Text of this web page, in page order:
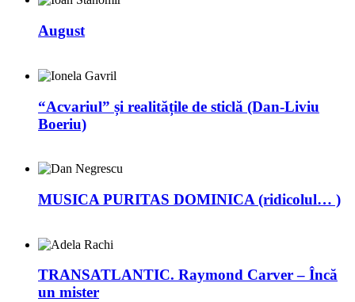
August
“Acvariul” și realitățile de sticlă (Dan-Liviu
Boeriu)
MUSICA PURITAS DOMINICA (ridicolul… )
TRANSATLANTIC. Raymond Carver – Încă
un mister